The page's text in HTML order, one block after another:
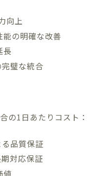
向上
能の明確な改善
長
璧な統合
の1日あたりコスト：
品質保証
対応保証
値